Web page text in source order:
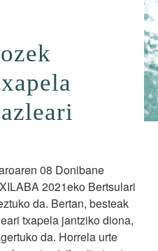
08 Donibane
2021eko Bertsulari
da. Bertan, besteak
txapela jantziko diona,
da. Horrela urte